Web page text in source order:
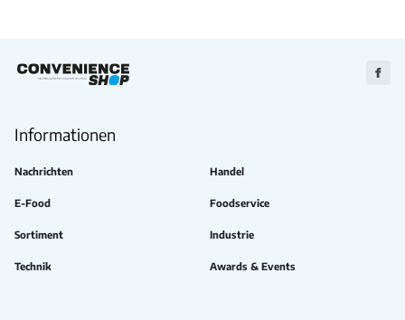
Zu
Informationen
Nachrichten Handel
E-Food Foodservice
Sortiment Industrie
Technik Awards & Events